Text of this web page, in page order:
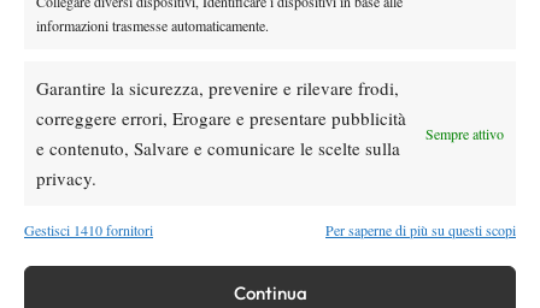
informazioni trasmesse automaticamente.
Garantire la sicurezza, prevenire e rilevare frodi,
correggere errori, Erogare e presentare pubblicità
e contenuto, Salvare e comunicare le scelte sulla
privacy.
Sempre attivo
Gestisci 1410 fornitori Per saperne di più su questi scopi
Continua
Finale: Tennis Villa Carpena Forlì b. Milano Tennis Academy 2-0
TAGGED:
Milano Tennis Academy
Under 14